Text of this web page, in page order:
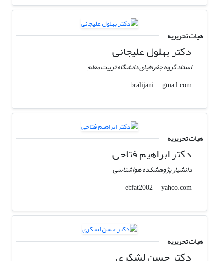
هیات تحریریه
دکتر بهلول علیجانی
استاد گروه جغرافیای دانشگاه تربیت معلم
bralijani
gmail.com
هیات تحریریه
دکتر ابراهیم فتاحی
دانشیار پژوهشکده هواشناسی
ebfat2002
yahoo.com
هیات تحریریه